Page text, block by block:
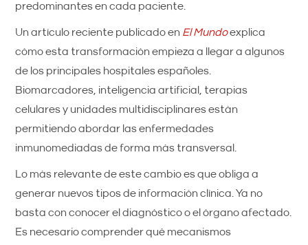
predominantes en cada paciente.
Un artículo reciente publicado en El Mundoexplica
cómo esta transformación empieza a llegar a algunos
de los principales hospitales españoles.
Biomarcadores, inteligencia artificial, terapias
celulares y unidades multidisciplinares están
permitiendo abordar las enfermedades
inmunomediadas de forma más transversal.
Lo más relevante de este cambio es que obliga a
generar nuevos tipos de información clínica. Ya no
basta con conocer el diagnóstico o el órgano afectado.
Es necesario comprender qué mecanismos